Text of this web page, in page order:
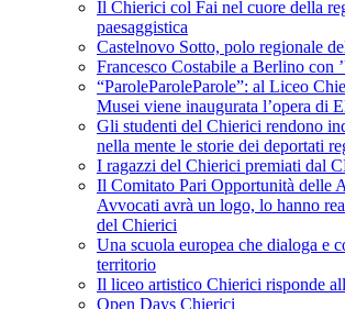
Il Chierici col Fai nel cuore della
paesaggistica
Castelnovo Sotto, polo regionale
Francesco Costabile a Berlino con
“ParoleParoleParole”: al Liceo
Musei viene inaugurata l’opera di
Gli studenti del Chierici rendono
nella mente le storie dei deportati
I ragazzi del Chierici premiati dal
Il Comitato Pari Opportunità delle
Avvocati avrà un logo, lo hanno
del Chierici
Una scuola europea che dialoga e
territorio
Il liceo artistico Chierici risponde
Open Days Chierici